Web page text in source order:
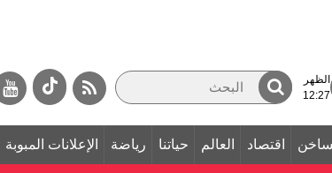
الظهر
12:27
اقتصاد العالم حياتنا رياضة الإعلانات المبوبة